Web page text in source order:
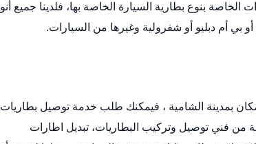
الخاصة بنوع بطارية السيارة الخاصة بها، فلدينا جميع
بي أم دبليو أو شفرولية وغيرها من السيارات.
بمدينة الشامية ، فيمكنك طلب خدمة توصيل بطاريات
من فني توصيل وتركيب البطاريات، تبديل اطارات